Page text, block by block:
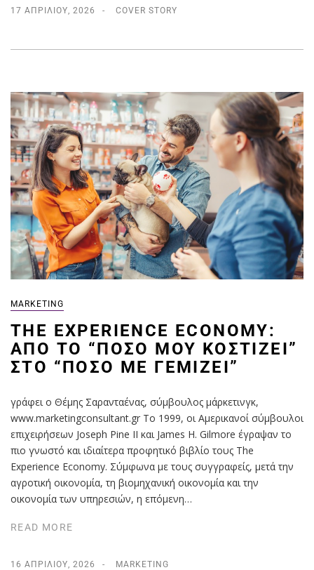
17 ΑΠΡΙΛΊΟΥ, 2026 COVER STORY
MARKETING
THE EXPERIENCE ECONOMY:
ΑΠΌ ΤΟ “ΠΌΣΟ ΜΟΥ ΚΟΣΤΊΖΕΙ”
ΣΤΟ “ΠΌΣΟ ΜΕ ΓΕΜΊΖΕΙ”
γράφει ο Θέμης Σαρανταένας, σύμβουλος μάρκετινγκ,
www.marketingconsultant.gr Το 1999, οι Αμερικανοί σύμβουλοι
επιχειρήσεων Joseph Pine II και James H. Gilmore έγραψαν το
πιο γνωστό και ιδιαίτερα προφητικό βιβλίο τους The
Experience Economy. Σύμφωνα με τους συγγραφείς, μετά την
αγροτική οικονομία, τη βιομηχανική οικονομία και την
οικονομία των υπηρεσιών, η επόμενη…
READ MORE
16 ΑΠΡΙΛΊΟΥ, 2026 MARKETING